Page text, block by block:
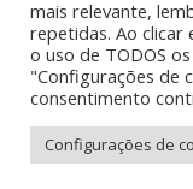
Copyright © 2019
Quem Somos
mais relevante,
repetidas. Ao clicar
o uso de TODOS
"Configurações de
consentimento
Configurações de